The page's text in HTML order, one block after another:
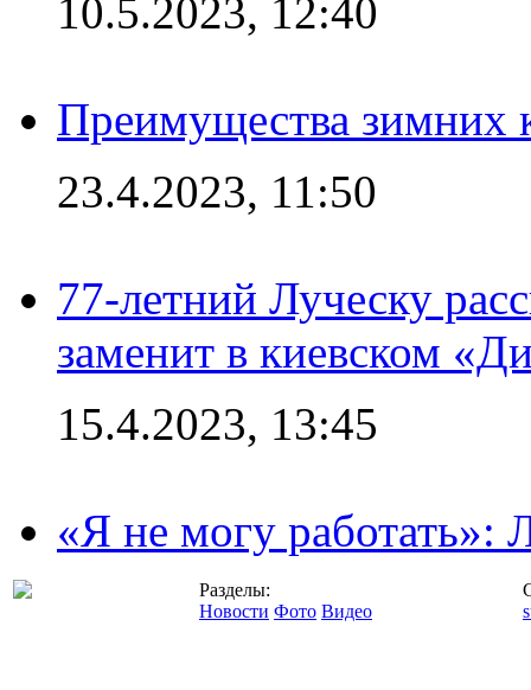
10.5.2023, 12:40
Преимущества зимних
23.4.2023, 11:50
77-летний Луческу
заменит в киевском
15.4.2023, 13:45
«Я не могу работать»:
Разделы:
Новости Фото Видео